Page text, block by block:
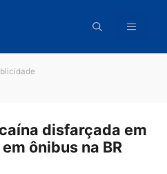
disfarçada
em ônibus na BR